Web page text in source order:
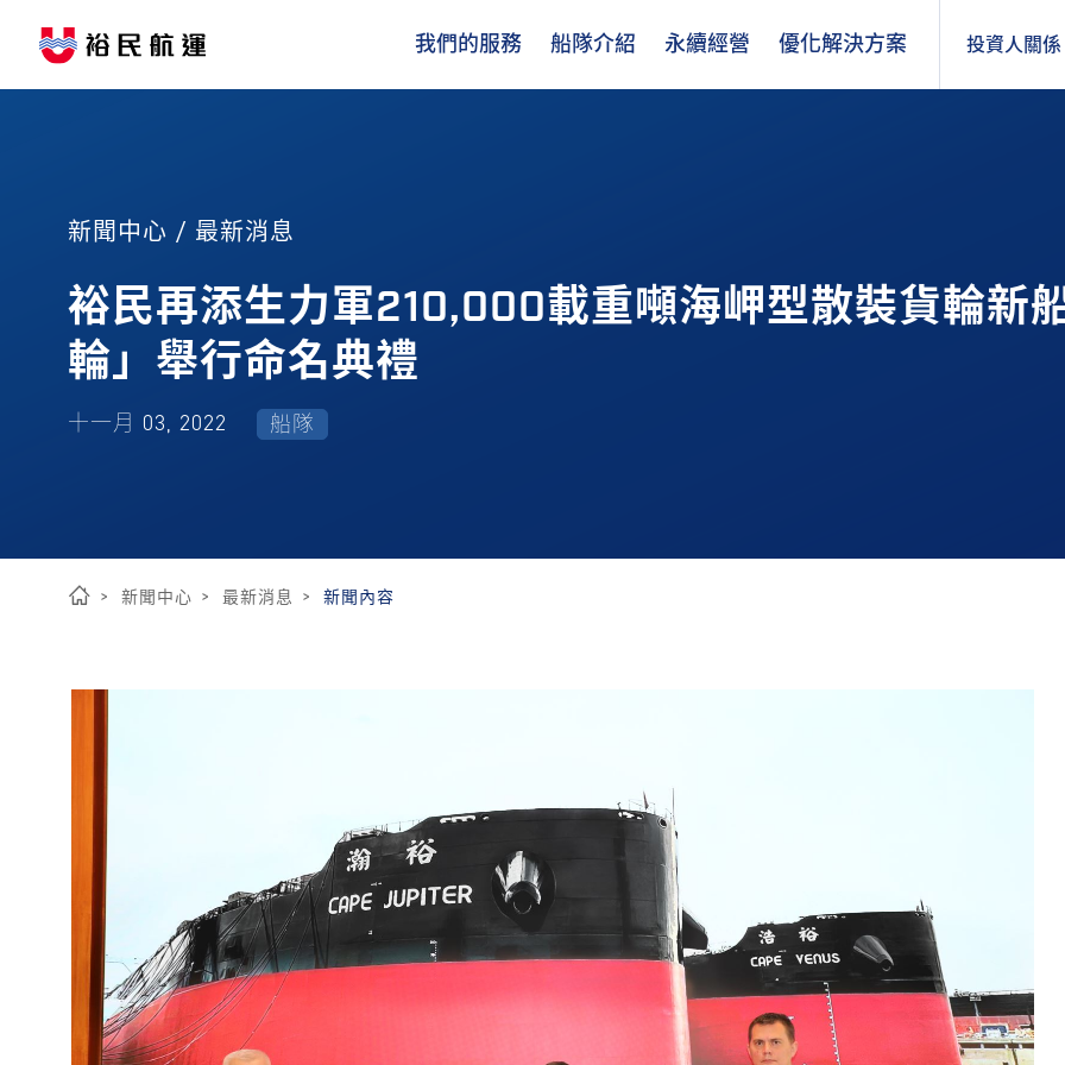
我們的服務 船隊介紹 永續經營 優化解決方案 投資人關係
新聞中心 / 最新消息
裕民再添生力軍210,000載重噸海岬型散裝貨輪新
輪」舉行命名典禮
十一月 03, 2022 船隊
新聞中心 最新消息 新聞內容